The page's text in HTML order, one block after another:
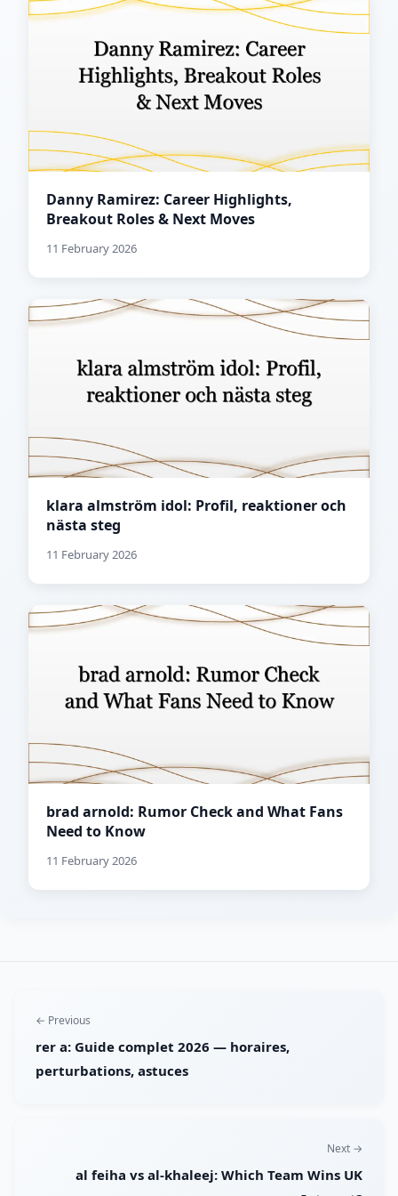
Danny Ramirez: Career Highlights,
Breakout Roles & Next Moves
11 February 2026
klara almström idol: Profil, reaktioner och
nästa steg
11 February 2026
brad arnold: Rumor Check and What Fans
Need to Know
11 February 2026
← Previous
rer a: Guide complet 2026 — horaires,
perturbations, astuces
Next →
al feiha vs al-khaleej: Which Team Wins UK